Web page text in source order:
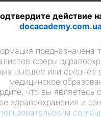
який може
несприятливі
відпочинку
действие
предназначена
сферы
высшее или среднее
медицинское
что вы являетесь
здравоохранения и
пользовательским